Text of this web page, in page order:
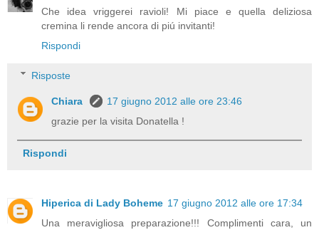
Che idea vriggerei ravioli! Mi piace e quella deliziosa
cremina li rende ancora di piú invitanti!
Rispondi
Risposte
Chiara
17 giugno 2012 alle ore 23:46
grazie per la visita Donatella !
Rispondi
Hiperica di Lady Boheme 17 giugno 2012 alle ore 17:34
Una meravigliosa preparazione!!! Complimenti cara, un